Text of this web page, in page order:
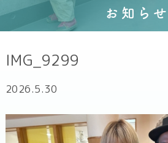
お知らせ
IMG_9299
2026.5.30